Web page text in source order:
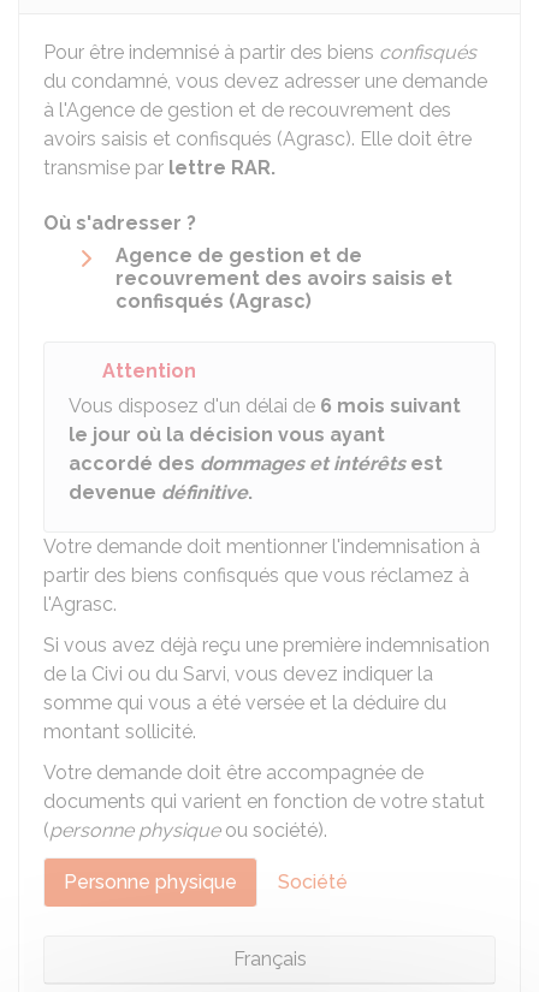
Pour être indemnisé à partir des biens confisqués
du condamné, vous devez adresser une demande
à l'Agence de gestion et de recouvrement des
avoirs saisis et confisqués (Agrasc). Elle doit être
transmise par lettre RAR.
Où s'adresser ?
Agence de gestion et de
recouvrement des avoirs saisis et
confisqués (Agrasc)
Attention
Vous disposez d'un délai de 6 mois suivant
le jour où la décision vous ayant
accordé des dommages et intérêtsest
devenue définitive.
Votre demande doit mentionner l'indemnisation à
partir des biens confisqués que vous réclamez à
l'Agrasc.
Si vous avez déjà reçu une première indemnisation
de la Civi ou du Sarvi, vous devez indiquer la
somme qui vous a été versée et la déduire du
montant sollicité.
Votre demande doit être accompagnée de
documents qui varient en fonction de votre statut
(personne physiqueou société).
Personne physique Société
Français